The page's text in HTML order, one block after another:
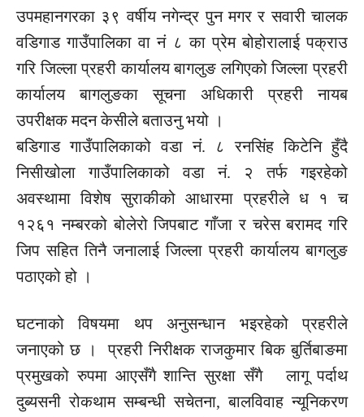
उपमहानगरका ३९ वर्षीय नगेन्द्र पुन मगर र सवारी चालक
वडिगाडगाउँपालिका वानं८ का प्रेम बोहोरालाई पक्राउ
गरि जिल्ला प्रहरी कार्यालय बागलुङ लगिएको जिल्ला प्रहरी
कार्यालय बागलुङका सूचना अधिकारी प्रहरी नायब
उपरीक्षक मदन केसीले बताउनु भयो ।
बडिगाड गाउँपालिकाको वडानं. ८ रनसिंह किटेनि हुँदै
निसीखोला गाउँपालिकाको वडानं. २ तर्फ गइरहेको
अवस्थामा विशेष सुराकीको आधारमा प्रहरीले ध १ च
१२६१ नम्बरको बोलेरो जिपबाट गाँजा र चरेस बरामद गरि
जिप सहित तिनै जनालाई जिल्ला प्रहरी कार्यालय बागलुङ
पठाएको हो ।
घटनाको विषयमा थप अनुसन्धान भइरहेको प्रहरीले
जनाएको छ ।प्रहरी निरीक्षकराजकुमार बिक बुर्तिबाङमा
प्रमुखको रुपमा आएसँगै शान्तिसुरक्षासँगै लागू पर्दाथ
दुब्यसनी रोकथामसम्बन्धी सचेतना,बालविवाह न्यूनिकरण